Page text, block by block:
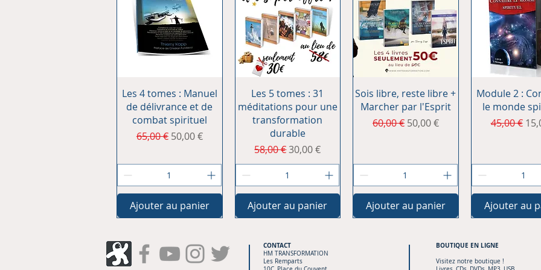
Aperçu rapide
Les 4 tomes : Manuel
de délivrance et de
combat spirituel
Prix original
65,00 € Prix promotionnel
50,00 €
Ajouter au panier
Aperçu rapide
Les 5 tomes : 31
méditations pour une
transformation
durable
Prix original
58,00 €Prix promotionnel
30,00 €
Ajouter au panier
Aperçu rapide
Sois libre, reste libre +
Marcher par l'Esprit
Prix original
60,00 € Prix promotionnel
50,00 €
Ajouter au panier
Aperçu
Module 2 :
le monde
Prix
45,00 €
Ajouter au
CONTACT
HM TRANSFORMATION
Les Remparts
BOUTIQUE EN LIGNE
Visitez notre boutique !